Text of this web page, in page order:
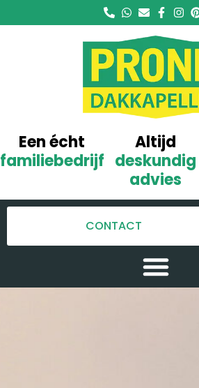
Een écht
familiebedrijf
Altijd
deskundig
advies
CONTACT